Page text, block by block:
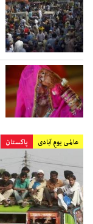
عالمی یومِ آبادی پاکستان